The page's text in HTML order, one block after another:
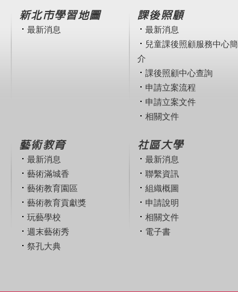
新北市學習地圖
最新消息
課後照顧
最新消息
兒童課後照顧服務中心簡
介
課後照顧中心查詢
申請立案流程
申請立案文件
相關文件
藝術教育
最新消息
藝術滿城香
藝術教育園區
藝術教育貢獻獎
玩藝學校
週末藝術秀
祭孔大典
社區大學
最新消息
聯繫資訊
組織概圖
申請說明
相關文件
電子書